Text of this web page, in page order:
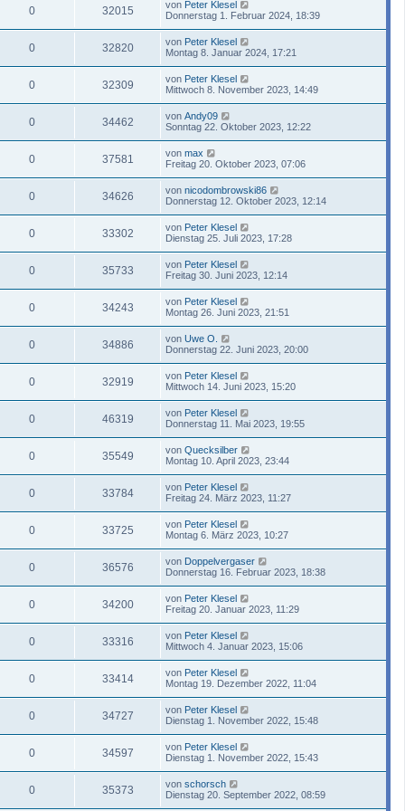
0 32015 von Peter Klesel
Donnerstag 1. Februar 2024, 18:39
0 32820 von Peter Klesel
Montag 8. Januar 2024, 17:21
0 32309 von Peter Klesel
Mittwoch 8. November 2023, 14:49
0 34462 von Andy09
Sonntag 22. Oktober 2023, 12:22
0 37581 von max
Freitag 20. Oktober 2023, 07:06
0 34626 von nicodombrowski86
Donnerstag 12. Oktober 2023, 12:14
0 33302 von Peter Klesel
Dienstag 25. Juli 2023, 17:28
0 35733 von Peter Klesel
Freitag 30. Juni 2023, 12:14
0 34243 von Peter Klesel
Montag 26. Juni 2023, 21:51
0 34886 von Uwe O.
Donnerstag 22. Juni 2023, 20:00
0 32919 von Peter Klesel
Mittwoch 14. Juni 2023, 15:20
0 46319 von Peter Klesel
Donnerstag 11. Mai 2023, 19:55
0 35549 von Quecksilber
Montag 10. April 2023, 23:44
0 33784 von Peter Klesel
Freitag 24. März 2023, 11:27
0 33725 von Peter Klesel
Montag 6. März 2023, 10:27
0 36576 von Doppelvergaser
Donnerstag 16. Februar 2023, 18:38
0 34200 von Peter Klesel
Freitag 20. Januar 2023, 11:29
0 33316 von Peter Klesel
Mittwoch 4. Januar 2023, 15:06
0 33414 von Peter Klesel
Montag 19. Dezember 2022, 11:04
0 34727 von Peter Klesel
Dienstag 1. November 2022, 15:48
0 34597 von Peter Klesel
Dienstag 1. November 2022, 15:43
0 35373 von schorsch
Dienstag 20. September 2022, 08:59